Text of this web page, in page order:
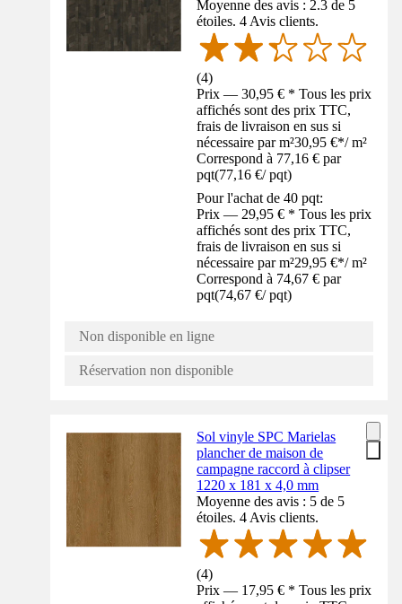
Moyenne des avis : 2.3 de 5
étoiles. 4 Avis clients.
(4)
Prix — 30,95 € * Tous les prix
affichés sont des prix TTC,
frais de livraison en sus si
nécessaire par m²30,95 €*/ m²
Correspond à 77,16 € par
pqt(77,16 €/ pqt)
Pour l'achat de 40 pqt:
Prix — 29,95 € * Tous les prix
affichés sont des prix TTC,
frais de livraison en sus si
nécessaire par m²29,95 €*/ m²
Correspond à 74,67 € par
pqt(74,67 €/ pqt)
Non disponible en ligne
Réservation non disponible
Sol vinyle SPC Marielas
plancher de maison de
campagne raccord à clipser
1220 x 181 x 4,0 mm
Moyenne des avis : 5 de 5
étoiles. 4 Avis clients.
(4)
Prix — 17,95 € * Tous les prix